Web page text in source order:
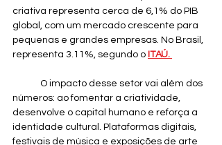
criativa representa cerca de 6,1% do PIB
global, com um mercado crescente para
pequenas e grandes empresas. No Brasil,
representa 3.11%, segundo o ITAÚ.
números: ao fomentar a criatividade,
desenvolve o capital humano e reforça a
identidade cultural. Plataformas digitais,
festivais de música e exposições de arte